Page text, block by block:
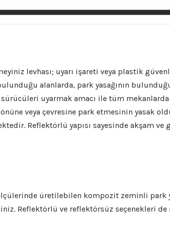
levhası; uyarı işareti veya plastik
alanlarda, park yasağının
uyarmak amacı ile tüm
veya çevresine park etmesinin yasak
Reflektörlü yapısı sayesinde akşam ve
üretilebilen kompozit zeminli park
Reflektörlü ve reflektörsüz seçenekleri de